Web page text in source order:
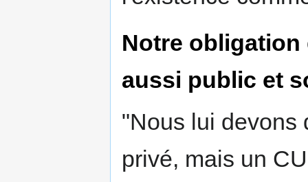
Notre obligation
aussi public et
"Nous lui devons
privé, mais un